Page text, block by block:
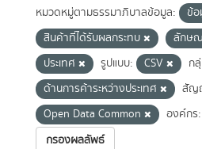
หมวดหมู่ตามธรรมาภิบาลข้อมูล: ข้
สินค้าที่ได้รับผลกระทบ
ลักษณ
ประเทศ
รูปแบบ: CSV
ก
ด้านการค้าระหว่างประเทศ
สัญ
Open Data Common
องค์กร:
กรองผลลัพธ์